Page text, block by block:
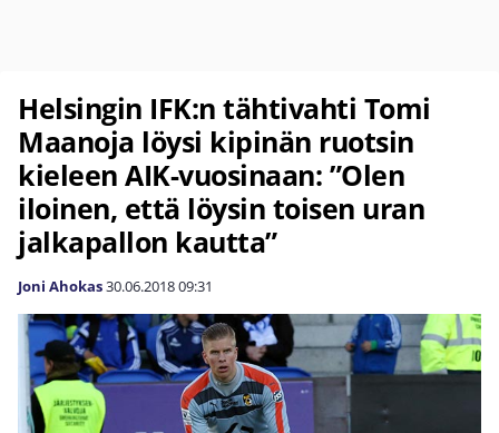
Helsingin IFK:n tähtivahti Tomi
Maanoja löysi kipinän ruotsin
kieleen AIK-vuosinaan: ”Olen
iloinen, että löysin toisen uran
jalkapallon kautta”
Joni Ahokas30.06.201809:31